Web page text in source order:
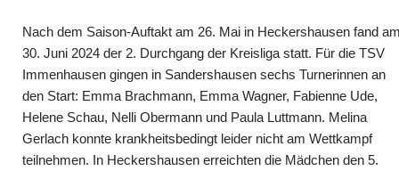
Nach dem Saison-Auftakt am 26. Mai in Heckershausen fand
30. Juni 2024 der 2. Durchgang der Kreisliga statt. Für die TSV
Immenhausen gingen in Sandershausen sechs Turnerinnen an
den Start: Emma Brachmann, Emma Wagner, Fabienne Ude,
Helene Schau, Nelli Obermann und Paula Luttmann. Melina
Gerlach konnte krankheitsbedingt leider nicht am Wettkampf
teilnehmen. In Heckershausen erreichten die Mädchen den 5.